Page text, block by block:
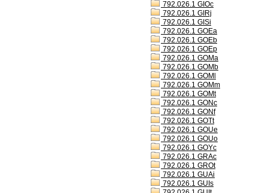
792.026.1 GIOc
792.026.1 GIRj
792.026.1 GISi
792.026.1 GOEa
792.026.1 GOEb
792.026.1 GOEp
792.026.1 GOMa
792.026.1 GOMb
792.026.1 GOMl
792.026.1 GOMm
792.026.1 GOMt
792.026.1 GONc
792.026.1 GONf
792.026.1 GOTt
792.026.1 GOUe
792.026.1 GOUo
792.026.1 GOYc
792.026.1 GRAc
792.026.1 GROt
792.026.1 GUAi
792.026.1 GUIs